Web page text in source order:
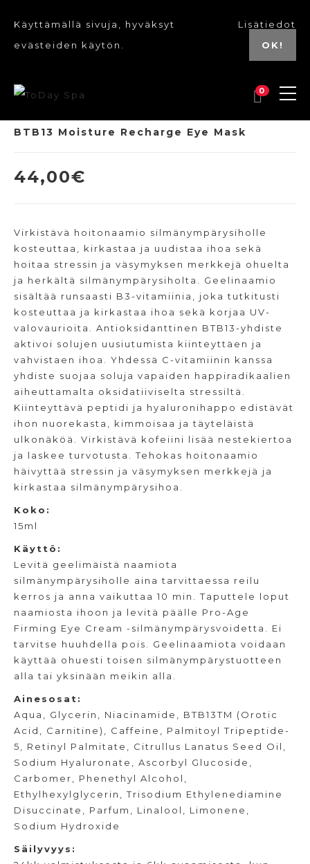
Käyttämällä sivuja, hyväksyt
evästeiden käytön.
Lisätiedot
OK!
0
BTB13 Moisture Recharge Eye Mask
44,00€
Virkistävä hoitonaamio silmänympärysiholle
kosteuttaa, kirkastaa ja uudistaa ihoa sekä
hoitaa stressin ja väsymyksen merkkejä ohuelta
ja herkältä silmänympärysiholta. Geelinaamio
sisältää runsaasti B3-vitamiinia, joka tutkitusti
kosteuttaa ja kirkastaa ihoa sekä korjaa UV-
valovaurioita. Antioksidanttinen BTB13-yhdiste
aktivoi solujen uusiutumista kiinteyttäen ja
vahvistaen ihoa. Yhdessä C-vitamiinin kanssa
yhdiste suojaa soluja vapaiden happiradikaalien
aiheuttamalta oksidatiiviselta stressiltä.
Kiinteyttävä peptidi ja hyaluronihappo edistävät
ihon nuorekasta, kimmoisaa ja täyteläistä
ulkonäköä. Virkistävä kofeiini lisää nestekiertoa
ja laskee turvotusta. Tehokas hoitonaamio
häivyttää stressin ja väsymyksen merkkejä ja
kirkastaa silmänympärysihoa.
Koko:
15ml
Käyttö:
Levitä geelimäistä naamiota
silmänympärysiholle aina tarvittaessa reilu
kerros ja anna vaikuttaa 10 min. Taputtele loput
naamiosta ihoon ja levitä päälle Pro-Age
Firming Eye Cream -silmänympärysvoidetta. Ei
tarvitse huuhdella pois. Geelinaamiota voidaan
käyttää ohuesti toisen silmänympärystuotteen
alla tai yksinään meikin alla.
Ainesosat:
Aqua, Glycerin, Niacinamide, BTB13TM (Orotic
Acid, Carnitine), Caffeine, Palmitoyl Tripeptide-
5, Retinyl Palmitate, Citrullus Lanatus Seed Oil,
Sodium Hyaluronate, Ascorbyl Glucoside,
Carbomer, Phenethyl Alcohol,
Ethylhexylglycerin, Trisodium Ethylenediamine
Disuccinate, Parfum, Linalool, Limonene,
Sodium Hydroxide
Säilyvyys: